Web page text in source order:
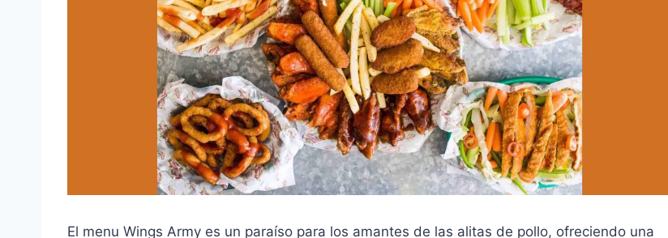
El menu Wings Army es un paraíso para los amantes de las alitas de pollo, ofreciendo una